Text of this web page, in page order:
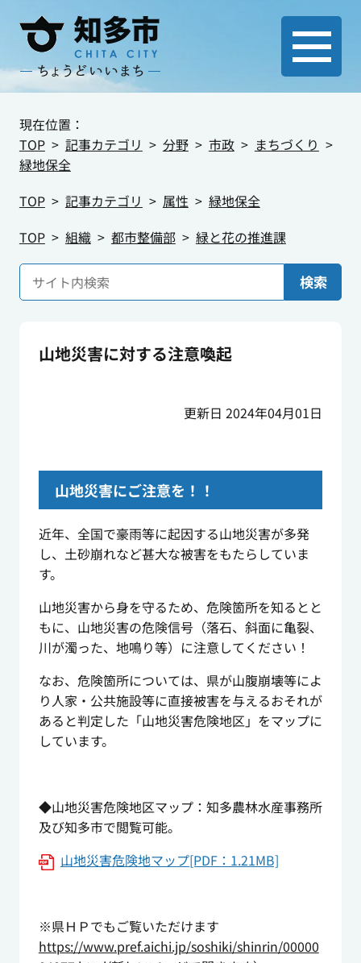
現在位置：
TOP
記事カテゴリ 分野 市政
まちづくり
緑地保全
TOP
記事カテゴリ 属性
緑地保全
TOP
組織 都市整備部 緑と花の推進課
検索
山地災害に対する注意喚起
更新日 2024年04月01日
山地災害にご注意を！！
近年、全国で豪雨等に起因する山地災害が多発
し、土砂崩れなど甚大な被害をもたらしていま
す。
山地災害から身を守るため、危険箇所を知るとと
もに、山地災害の危険信号（落石、斜面に亀裂、
川が濁った、地鳴り等）に注意してください！
なお、危険箇所については、県が山腹崩壊等によ
り人家・公共施設等に直接被害を与えるおそれが
あると判定した「山地災害危険地区」をマップに
しています。
◆山地災害危険地区マップ：知多農林水産事務所
及び知多市で閲覧可能。
山地災害危険地マップ[PDF：1.21MB]
※県ＨＰでもご覧いただけます
https://www.pref.aichi.jp/soshiki/shinrin/00000